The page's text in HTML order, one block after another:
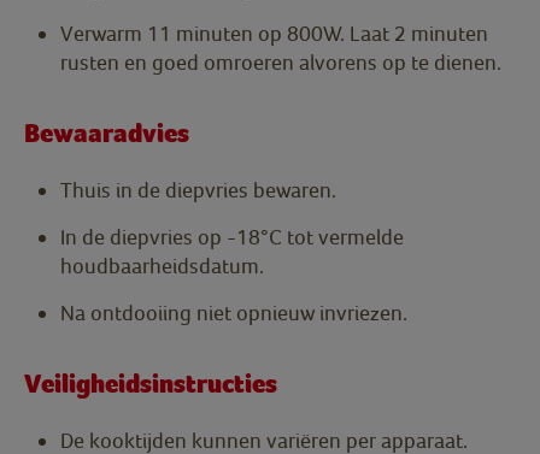
Verwarm 11 minuten op 800W. Laat 2 minuten
rusten en goed omroeren alvorens op te dienen.
Bewaaradvies
Thuis in de diepvries bewaren.
In de diepvries op -18°C tot vermelde
houdbaarheidsdatum.
Na ontdooiing niet opnieuw invriezen.
Veiligheidsinstructies
De kooktijden kunnen variëren per apparaat.